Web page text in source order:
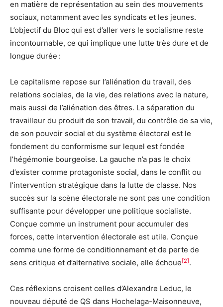
en matière de représentation au sein des mouvements
sociaux, notamment avec les syndicats et les jeunes.
L’objectif du Bloc qui est d’aller vers le socialisme reste
incontournable, ce qui implique une lutte très dure et de
longue durée :
Le capitalisme repose sur l’aliénation du travail, des
relations sociales, de la vie, des relations avec la nature,
mais aussi de l’aliénation des êtres. La séparation du
travailleur du produit de son travail, du contrôle de sa vie,
de son pouvoir social et du système électoral est le
fondement du conformisme sur lequel est fondée
l’hégémonie bourgeoise. La gauche n’a pas le choix
d’exister comme protagoniste social, dans le conflit ou
l’intervention stratégique dans la lutte de classe. Nos
succès sur la scène électorale ne sont pas une condition
suffisante pour développer une politique socialiste.
Conçue comme un instrument pour accumuler des
forces, cette intervention électorale est utile. Conçue
comme une forme de conditionnement et de perte de
sens critique et d’alternative sociale, elle échoue[2].
Ces réflexions croisent celles d’Alexandre Leduc, le
nouveau député de QS dans Hochelaga-Maisonneuve,